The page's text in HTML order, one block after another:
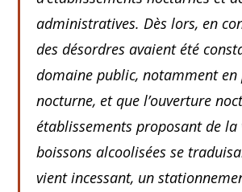
administratives. Dès lors, en
des désordres avaient été
domaine public, notamment en
nocturne, et que l’ouverture
établissements proposant de la
boissons alcoolisées se
vient incessant, un